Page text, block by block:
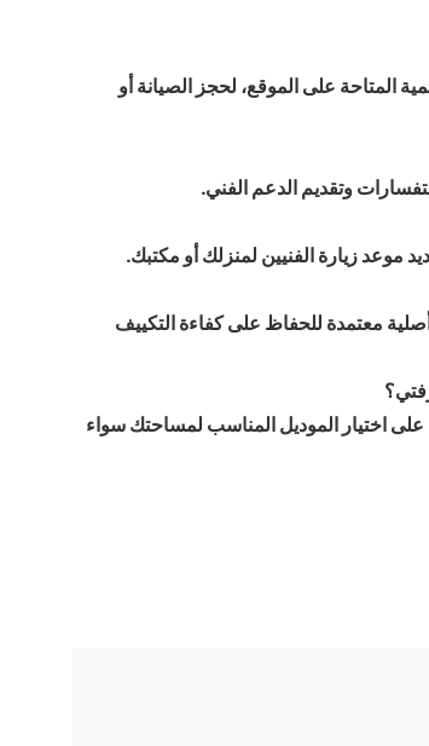
المتاحة على الموقع، لحجز الصيانة أو
وتقديم الدعم الفني.
موعد زيارة الفنيين لمنزلك أو مكتبك.
معتمدة للحفاظ على كفاءة التكييف
اختيار الموديل المناسب لمساحتك سواء